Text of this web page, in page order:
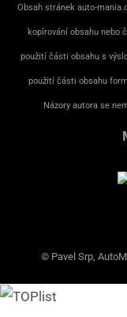
Obsah stránek auto-
kopírování obsahu nebo
použití části obsahu s
použití části obsahu
Názory autora se
© Pavel Srp,